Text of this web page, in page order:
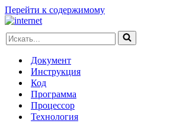
Перейти к содержимому
Искать...
Документ
Инструкция
Код
Программа
Процессор
Технология